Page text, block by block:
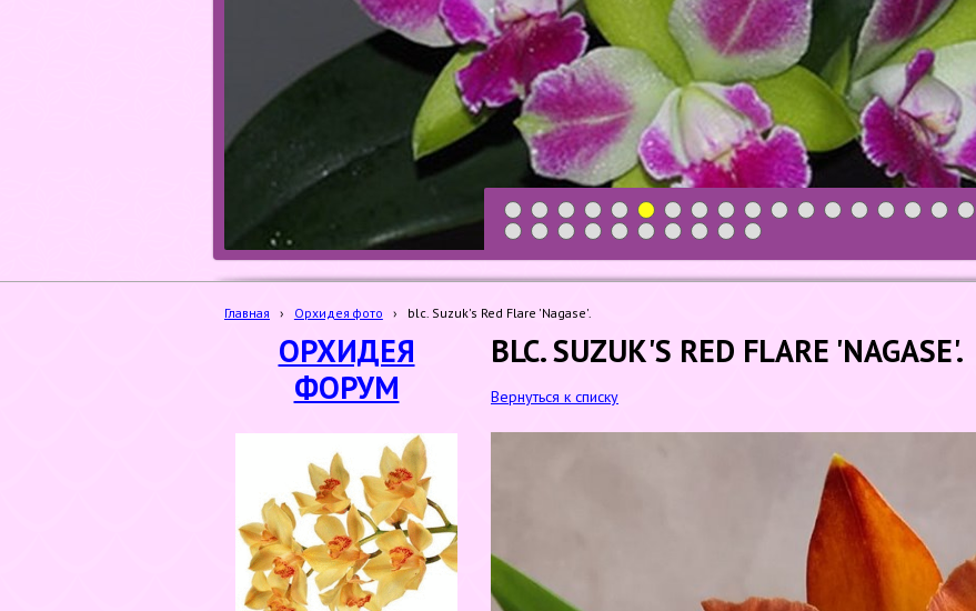
1 2 3 4 5 6 7 8 9 10 11 12 13 14 15 16 17 18
19 20 21 22 23 24 25 26 27 28
Главная › Орхидея фото › blc. Suzuk's Red Flare 'Nagase'.
ОРХИДЕЯ
ФОРУМ
BLC. SUZUK'S RED FLARE 'NAGASE'.
Вернуться к списку